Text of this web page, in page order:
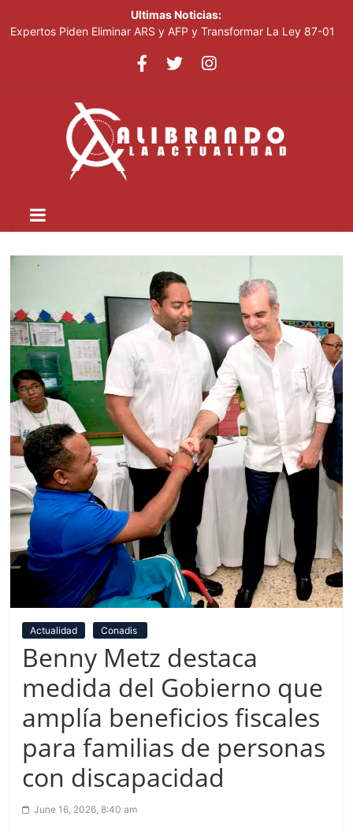
Ultimas Noticias:
Expertos Piden Eliminar ARS y AFP y Transformar La Ley 87-01
miembros de la Fuerza del Pueblo
Acciones De Sandisk Suben 2,800% En Doce Meses Impulsadas
Por La Demanda De IA
Plataforma Cripto Vinculada A Irán Movió US$6,300 Millones
Antes De Ser Sancionada
Actualidad Conadis
Benny Metz destaca
medida del Gobierno que
amplía beneficios fiscales
para familias de personas
con discapacidad
June 16, 2026, 8:40 am